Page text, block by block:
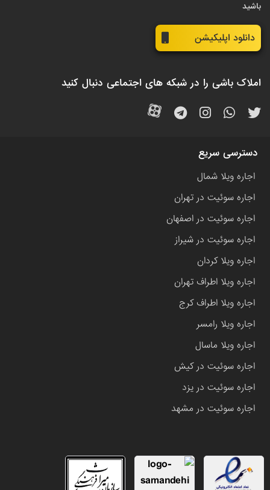
باشید
دانلود اپلیکیشن
املاک باشی را در شبکه های اجتماعی دنبال کنید
دسترسی سریع
اجاره ویلا شمال
اجاره سوئیت در تهران
اجاره سوئیت در اصفهان
اجاره سوئیت در شیراز
اجاره ویلا کردان
اجاره ویلا اطراف تهران
اجاره ویلا اطراف کرج
اجاره ویلا رامسر
اجاره ویلا ماسال
اجاره سوئیت در کیش
اجاره سوئیت در یزد
اجاره سوئیت در مشهد